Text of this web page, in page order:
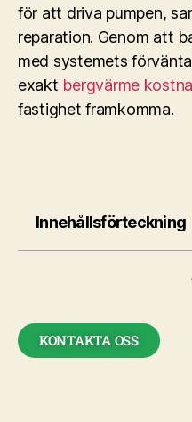
för att driva pumpen,
reparation. Genom att
med systemets
exakt bergvärme
fastighet framkomma.
Innehållsförteckning
KONTAKTA OSS